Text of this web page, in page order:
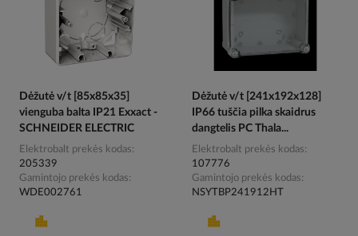
Dėžutė v/t [85x85x35]
vienguba balta IP21 Exxact -
SCHNEIDER ELECTRIC
Elektrobalt prekės kodas
205339
Gamintojo prekės kodas
WDE002761
Dėžutė v/t [241x192x128]
IP66 tuščia pilka skaidrus
dangtelis PC Thala...
Elektrobalt prekės kodas
107776
Gamintojo prekės kodas
NSYTBP241912HT